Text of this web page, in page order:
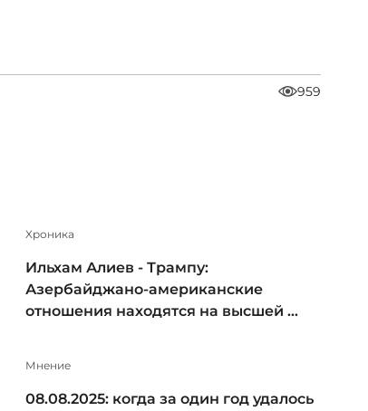
959
Xроника
Ильхам Алиев - Трампу:
Азербайджано-американские
отношения находятся на высшей ...
Мнение
08.08.2025: когда за один год удалось